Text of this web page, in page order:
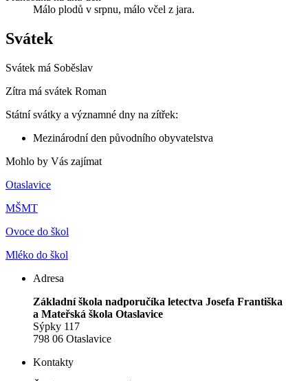
Málo plodů v srpnu, málo včel z jara.
Svátek
Svátek má Soběslav
Zítra má svátek Roman
Státní svátky a významné dny na zítřek:
Mezinárodní den původního obyvatelstva
Mohlo by Vás zajímat
Otaslavice
MŠMT
Ovoce do škol
Mléko do škol
Adresa
Základní škola nadporučíka letectva Josefa Františka
a Mateřská škola Otaslavice
Sýpky 117
798 06 Otaslavice
Kontakty